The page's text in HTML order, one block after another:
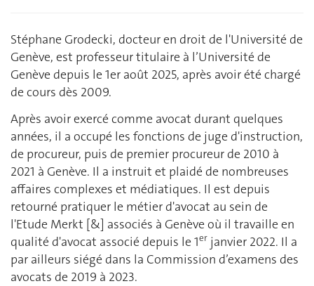
Stéphane Grodecki, docteur en droit de l'Université de
Genève, est professeur titulaire à l’Université de
Genève depuis le 1er août 2025, après avoir été chargé
de cours dès 2009.
Après avoir exercé comme avocat durant quelques
années, il a occupé les fonctions de juge d'instruction,
de procureur, puis de premier procureur de 2010 à
2021 à Genève. Il a instruit et plaidé de nombreuses
affaires complexes et médiatiques. Il est depuis
retourné pratiquer le métier d'avocat au sein de
l'Etude Merkt [&] associés à Genève où il travaille en
qualité d'avocat associé depuis le 1er janvier 2022. Il a
par ailleurs siégé dans la Commission d’examens des
avocats de 2019 à 2023.